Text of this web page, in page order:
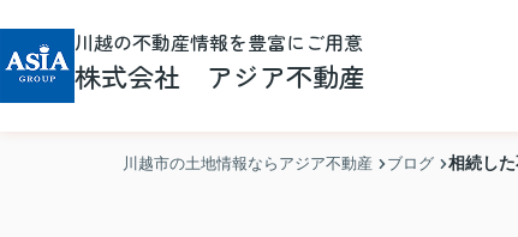
川越の不動産情報を豊富にご用意
株式会社 アジア不動産
川越市の土地情報ならアジア不動産 ブログ 相続し